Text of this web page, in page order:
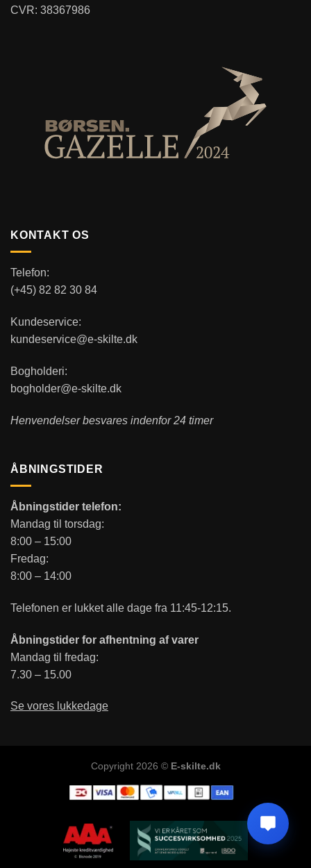
CVR: 38367986
KONTAKT OS
Telefon:
(+45) 82 82 30 84
Kundeservice:
kundeservice@e-skilte.dk
Bogholderi:
bogholder@e-skilte.dk
Henvendelser besvares indenfor 24 timer
ÅBNINGSTIDER
Åbningstider telefon:
Mandag til torsdag:
8:00 – 15:00
Fredag:
8:00 – 14:00
Telefonen er lukket alle dage fra 11:45-12:15.
Åbningstider for afhentning af varer
Mandag til fredag:
7.30 – 15.00
Se vores lukkedage
Copyright 2026 © E-skilte.dk